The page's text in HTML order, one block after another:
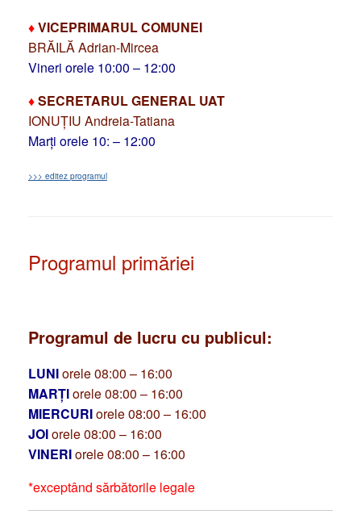
♦VICEPRIMARUL COMUNEI
BRĂILĂ Adrian-Mircea
Vineri orele 10:00 – 12:00
♦SECRETARUL GENERAL UAT
IONUȚIU Andreia-Tatiana
Marți orele 10: – 12:00
>>> editez programul
Programul primăriei
Programul de lucru cu publicul:
LUNIorele 08:00 – 16:00
MARȚIorele 08:00 – 16:00
MIERCURIorele 08:00 – 16:00
JOIorele 08:00 – 16:00
VINERIorele 08:00 – 16:00
*exceptând sărbătorile legale